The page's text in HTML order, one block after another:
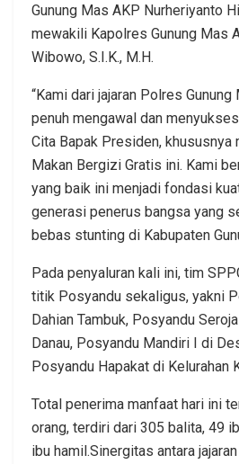
Gunung Mas AKP Nurheriyanto
mewakili Kapolres Gunung Mas
Wibowo, S.I.K., M.H.
“Kami dari jajaran Polres
penuh mengawal dan
Cita Bapak Presiden, khususnya
Makan Bergizi Gratis ini. Kami
yang baik ini menjadi fondasi
generasi penerus bangsa yang
bebas stunting di Kabupaten
Pada penyaluran kali ini, tim
titik Posyandu sekaligus, yakni
Dahian Tambuk, Posyandu
Danau, Posyandu Mandiri I di
Posyandu Hapakat di Kelurahan
Total penerima manfaat hari ini
orang, terdiri dari 305 balita, 49
ibu hamil.Sinergitas antara